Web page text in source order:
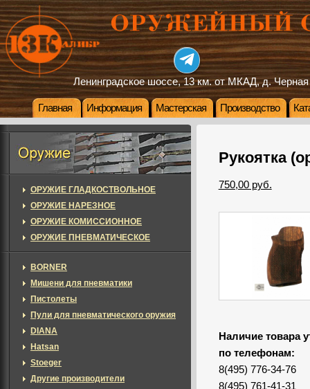
Ленинградское шоссе, 13 км. от МКАД, д. Черная
Главная Информация Мастерская Производство
Рукоятка
750,00 руб.
Наличие товара
по телефонам:
8(495) 776-34-76
8(495) 761-41-31
ОРУЖИЕ ГЛАДКОСТВОЛЬНОЕ
ОРУЖИЕ НАРЕЗНОЕ
ОРУЖИЕ КОМИССИОННОЕ
ОРУЖИЕ ПНЕВМАТИЧЕСКОЕ
BORNER
Мишени для пневматики
Пистолеты
Пули для пневматического оружия
DIANA
Hatsan
Stoeger
Другие производители